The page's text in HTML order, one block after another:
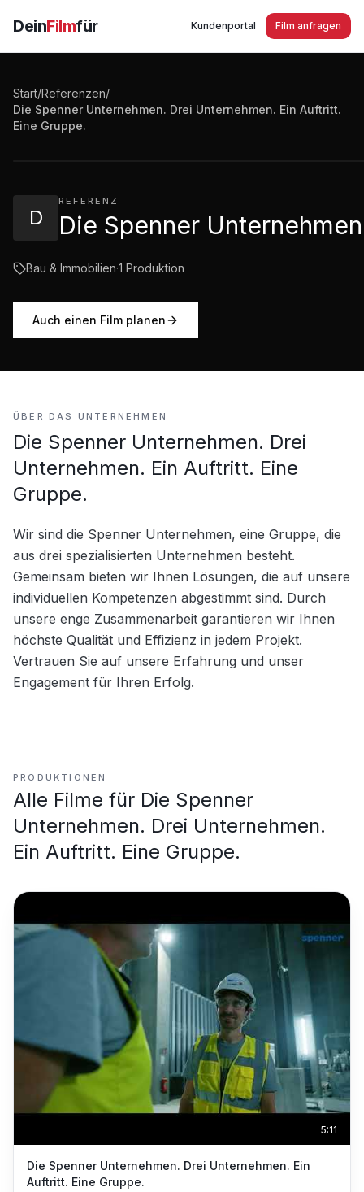
DeinFilmfür Kundenportal Film anfragen
Start/Referenzen/
Die Spenner Unternehmen. Drei Unternehmen. Ein Auftritt.
Eine Gruppe.
D
REFERENZ
Die Spenner
Bau & Immobilien·1 Produktion
Auch einen Film planen
Die Spenner Unternehmen. Drei Unternehmen. Ein
ÜBER DAS UNTERNEHMEN
Die Spenner Unternehmen. Drei
Unternehmen. Ein Auftritt. Eine
Gruppe.
Wir sind die Spenner Unternehmen, eine Gruppe, die
aus drei spezialisierten Unternehmen besteht.
Gemeinsam bieten wir Ihnen Lösungen, die auf unsere
individuellen Kompetenzen abgestimmt sind. Durch
unsere enge Zusammenarbeit garantieren wir Ihnen
höchste Qualität und Effizienz in jedem Projekt.
Vertrauen Sie auf unsere Erfahrung und unser
Engagement für Ihren Erfolg.
PRODUKTIONEN
Alle Filme für Die Spenner
Unternehmen. Drei Unternehmen.
Ein Auftritt. Eine Gruppe.
5:11
Die Spenner Unternehmen. Drei Unternehmen. Ein
Auftritt. Eine Gruppe.